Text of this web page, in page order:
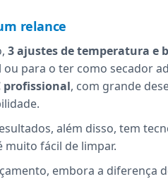
relance
3 ajustes de temperatura e
para o ter como secador
profissional, com grande
além disso, tem
muito fácil de limpar.
embora a diferença